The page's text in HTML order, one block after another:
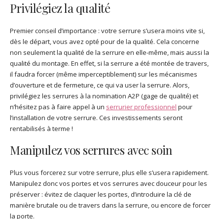
Privilégiez la qualité
Premier conseil d’importance : votre serrure s’usera moins vite si,
dès le départ, vous avez opté pour de la qualité. Cela concerne
non seulement la qualité de la serrure en elle-même, mais aussi la
qualité du montage. En effet, si la serrure a été montée de travers,
il faudra forcer (même imperceptiblement) sur les mécanismes
d’ouverture et de fermeture, ce qui va user la serrure. Alors,
privilégiez les serrures à la nomination A2P (gage de qualité) et
n’hésitez pas à faire appel à un serrurier professionnel pour
l’installation de votre serrure. Ces investissements seront
rentabilisés à terme !
Manipulez vos serrures avec soin
Plus vous forcerez sur votre serrure, plus elle s’usera rapidement.
Manipulez donc vos portes et vos serrures avec douceur pour les
préserver : évitez de claquer les portes, d’introduire la clé de
manière brutale ou de travers dans la serrure, ou encore de forcer
la porte.